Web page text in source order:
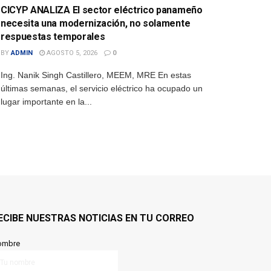
CICYP ANALIZA El sector eléctrico panameño
necesita una modernización, no solamente
respuestas temporales
BY ADMIN AGOSTO 5, 2026 0
Ing. Nanik Singh Castillero, MEEM, MRE En estas
últimas semanas, el servicio eléctrico ha ocupado un
lugar importante en la...
NUESTRAS NOTICIAS EN TU CORREO